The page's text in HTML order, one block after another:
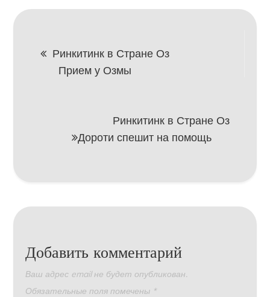
Навигация
Ринкитинк в Стране Оз
Прием у Озмы
Ринкитинк в Стране Оз
Дороти спешит на помощь
Добавить комментарий
Ваш адрес email не будет опубликован.
Обязательные поля помечены *